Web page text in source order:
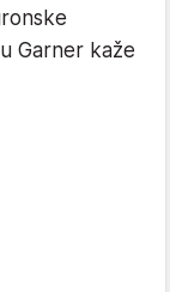
Garner kaže